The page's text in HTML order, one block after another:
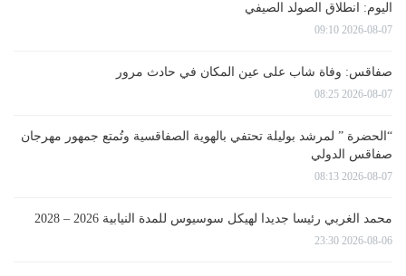
اليوم: انطلاق الصولد الصيفي
2026-08-07 09:10
صفاقس: وفاة شاب على عين المكان في حادث مرور
2026-08-07 08:25
“الحضرة ” لمرشد بوليلة تحتفي بالهوية الصفاقسية وتُمتع جمهور مهرجان
صفاقس الدولي
2026-08-07 08:13
محمد الغربي رئيسا جديدا لهيكل سوسيوس للمدة النيابية 2026 – 2028
2026-08-06 23:30